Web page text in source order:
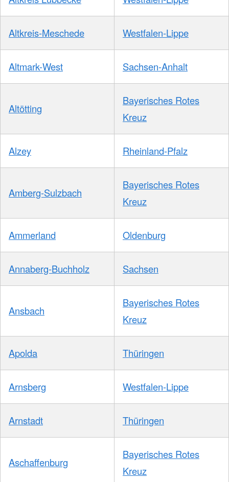
Altkreis-Meschede Westfalen-Lippe
Altmark-West Sachsen-Anhalt
Altötting
Bayerisches Rotes
Kreuz
Alzey Rheinland-Pfalz
Amberg-Sulzbach
Bayerisches Rotes
Kreuz
Ammerland Oldenburg
Annaberg-Buchholz Sachsen
Ansbach
Bayerisches Rotes
Kreuz
Apolda Thüringen
Arnsberg Westfalen-Lippe
Arnstadt Thüringen
Aschaffenburg
Bayerisches Rotes
Kreuz